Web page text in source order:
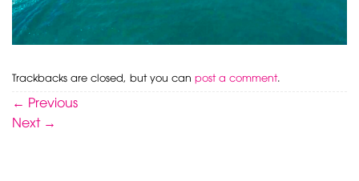
Trackbacks are closed, but you can post a comment.
← Previous
Next →